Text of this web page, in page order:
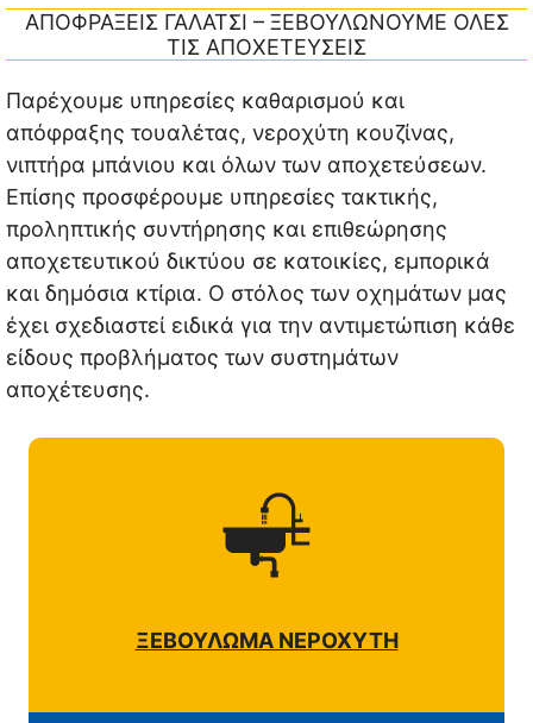
ΑΠΟΦΡΑΞΕΙΣ ΓΑΛΑΤΣΙ – ΞΕΒΟΥΛΩΝΟΥΜΕ ΟΛΕΣ
ΤΙΣ ΑΠΟΧΕΤΕΥΣΕΙΣ
Παρέχουμε υπηρεσίες καθαρισμού και
απόφραξης τουαλέτας, νεροχύτη κουζίνας,
νιπτήρα μπάνιου και όλων των αποχετεύσεων.
Επίσης προσφέρουμε υπηρεσίες τακτικής,
προληπτικής συντήρησης και επιθεώρησης
αποχετευτικού δικτύου σε κατοικίες, εμπορικά
και δημόσια κτίρια. Ο στόλος των οχημάτων μας
έχει σχεδιαστεί ειδικά για την αντιμετώπιση κάθε
είδους προβλήματος των συστημάτων
αποχέτευσης.
ΞΕΒΟΥΛΩΜΑ ΝΕΡΟΧΥΤΗ